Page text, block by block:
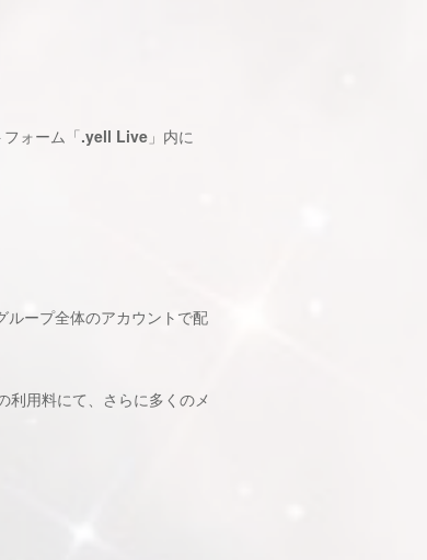
ォーム「.yell Live 」内に
ループ全体のアカウントで配
用料にて、さらに多くのメ